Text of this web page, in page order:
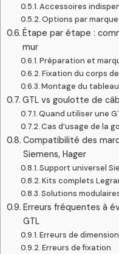
Accessoires
Options par
Étape par étape :
mur
Préparation et
Fixation du corps
Montage du
GTL vs goulotte de
Quand utiliser une
Cas d’usage de la
Compatibilité des
Siemens, Hager
Support universel
Kits complets
Solutions
Erreurs fréquentes à
GTL
Erreurs de
Erreurs de fixation